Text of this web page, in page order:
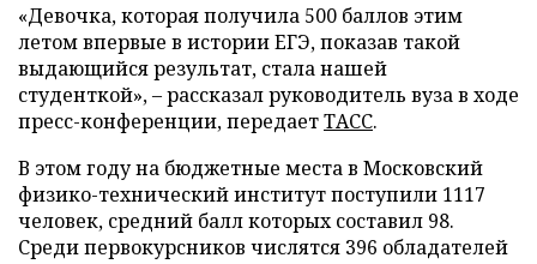
«Девочка, которая получила 500 баллов этим
летом впервые в истории ЕГЭ, показав такой
выдающийся результат, стала нашей
студенткой», – рассказал руководитель вуза в ходе
пресс-конференции, передаетТАСС.
В этом году на бюджетные места в Московский
физико-технический институт поступили 1117
человек, средний балл которых составил 98.
Среди первокурсников числятся 396 обладателей